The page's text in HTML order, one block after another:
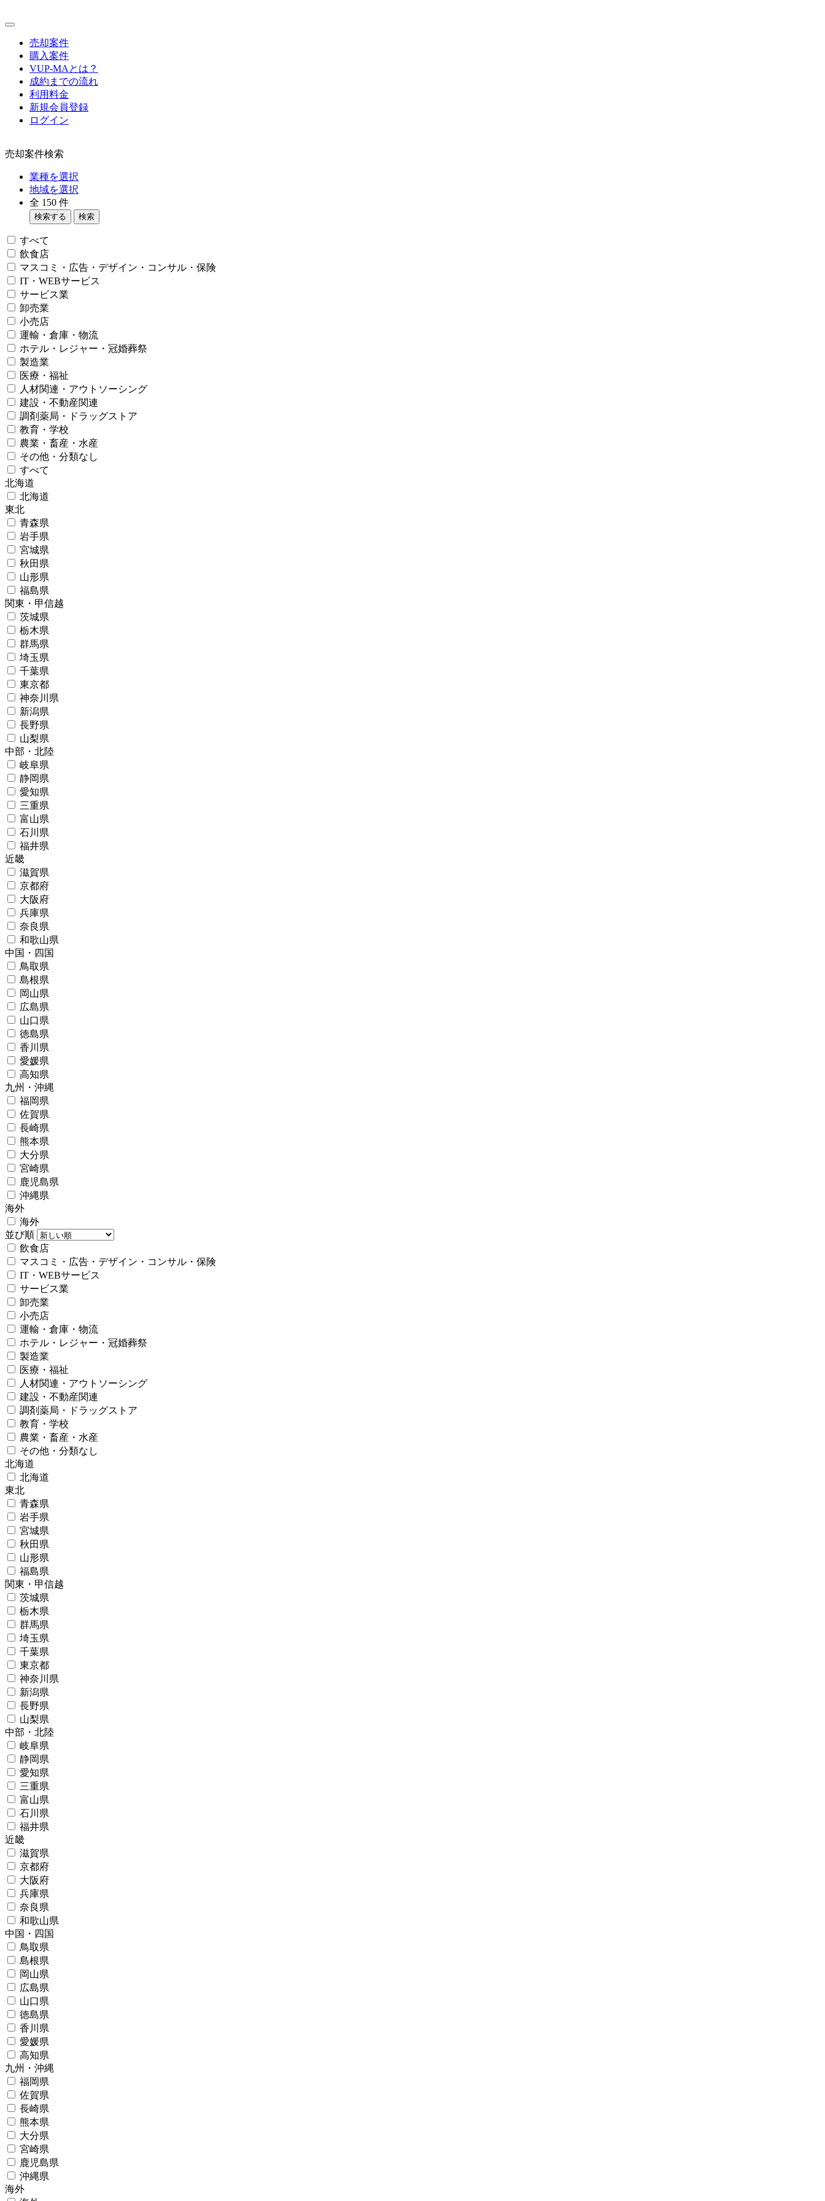
売却案件
購入案件
VUP-MAとは？
成約までの流れ
利用料金
新規会員登録
ログイン
売却案件検索
業種を選択
地域を選択
全 150 件
検索する 検索
すべて
飲食店
マスコミ・広告・デザイン・コンサル・保険
IT・WEBサービス
サービス業
卸売業
小売店
運輸・倉庫・物流
ホテル・レジャー・冠婚葬祭
製造業
医療・福祉
人材関連・アウトソーシング
建設・不動産関連
調剤薬局・ドラッグストア
教育・学校
農業・畜産・水産
その他・分類なし
すべて
北海道
北海道
東北
青森県
岩手県
宮城県
秋田県
山形県
福島県
関東・甲信越
茨城県
栃木県
群馬県
埼玉県
千葉県
東京都
神奈川県
新潟県
長野県
山梨県
中部・北陸
岐阜県
静岡県
愛知県
三重県
富山県
石川県
福井県
近畿
滋賀県
京都府
大阪府
兵庫県
奈良県
和歌山県
中国・四国
鳥取県
島根県
岡山県
広島県
山口県
徳島県
香川県
愛媛県
高知県
九州・沖縄
福岡県
佐賀県
長崎県
熊本県
大分県
宮崎県
鹿児島県
沖縄県
海外
海外
並び順
飲食店
マスコミ・広告・デザイン・コンサル・保険
IT・WEBサービス
サービス業
卸売業
小売店
運輸・倉庫・物流
ホテル・レジャー・冠婚葬祭
製造業
医療・福祉
人材関連・アウトソーシング
建設・不動産関連
調剤薬局・ドラッグストア
教育・学校
農業・畜産・水産
その他・分類なし
北海道
北海道
東北
青森県
岩手県
宮城県
秋田県
山形県
福島県
関東・甲信越
茨城県
栃木県
群馬県
埼玉県
千葉県
東京都
神奈川県
新潟県
長野県
山梨県
中部・北陸
岐阜県
静岡県
愛知県
三重県
富山県
石川県
福井県
近畿
滋賀県
京都府
大阪府
兵庫県
奈良県
和歌山県
中国・四国
鳥取県
島根県
岡山県
広島県
山口県
徳島県
香川県
愛媛県
高知県
九州・沖縄
福岡県
佐賀県
長崎県
熊本県
大分県
宮崎県
鹿児島県
沖縄県
海外